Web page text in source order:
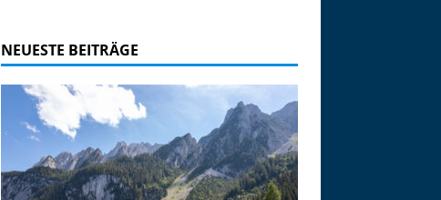
NEUESTE BEITRÄGE